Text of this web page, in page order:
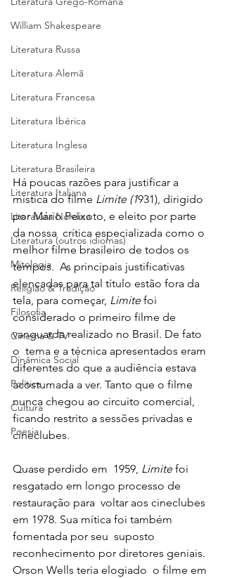
William Shakespeare
Literatura Russa
Literatura Alemã
Literatura Francesa
Literatura Ibérica
Literatura Inglesa
Literatura Brasileira
Literatura Italiana
Literatura Nórdica
Literatura (outros idiomas)
Mitologia
Religião & Tradição
Filosofia
Cinema & TV
Dinâmica Social
Política
Cultura
Poesia
Há poucas razões para justificar a
mística do filme Limite (1931), dirigido
por Mário Peixoto, e eleito por parte
da nossa  crítica especializada como o
melhor filme brasileiro de todos os
tempos.  As principais justificativas
elencadas para tal título estão fora da
tela, para começar, Limite foi
considerado o primeiro filme de
vanguarda realizado no Brasil. De fato
o  tema e a técnica apresentados eram
diferentes do que a audiência estava
acostumada a ver. Tanto que o filme
nunca chegou ao circuito comercial,
ficando restrito a sessões privadas e
cineclubes.
Quase perdido em  1959, Limite foi
resgatado em longo processo de
restauração para  voltar aos cineclubes
em 1978. Sua mítica foi também
fomentada por seu  suposto
reconhecimento por diretores geniais.
Orson Wells teria elogiado  o filme em